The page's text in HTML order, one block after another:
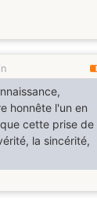
honnête l'un en
cette prise de
la sincérité,